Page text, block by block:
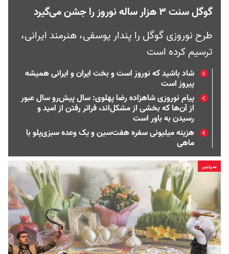
گوگل سنت ۳ هزار ساله نوروز را جشن می‌گیرد
طرح نوروزی گوگل را پندار یوسفی، هنرمند ایرانی،
ترسیم کرده است
شاد باشید که نوروز است و بخت ایران و ایرانی همیشه
پیروز است
پیام نوروزی شاهزاده رضا پهلوی: سال پیش‌رو سال عبور
از آن‌ها که بخشی از مشکل‌اند، فراتر رفتن از امید و
رسیدن به باور است
هزینه میلیونی سفره هفت‌سین و یک وعده سبزی‌پلو با
ماهی
سردبیر